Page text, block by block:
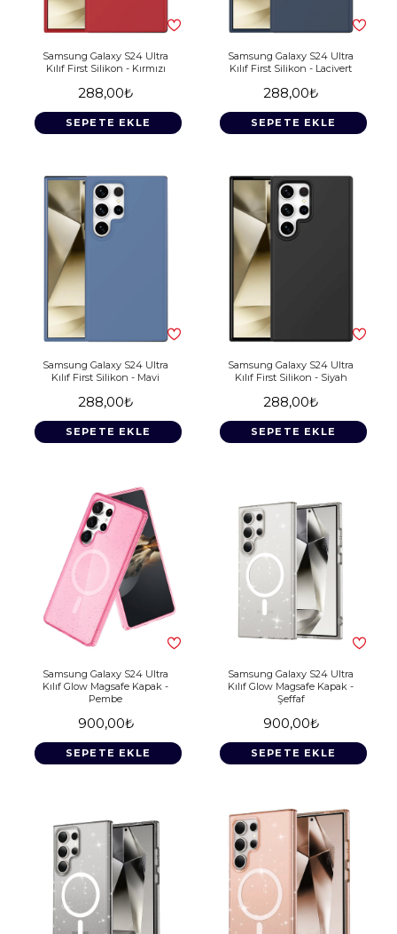
Samsung Galaxy S24 Ultra
Kılıf First Silikon - Kırmızı
288,00₺
SEPETE EKLE
Samsung Galaxy S24 Ultra
Kılıf First Silikon - Lacivert
288,00₺
SEPETE EKLE
Samsung Galaxy S24 Ultra
Kılıf First Silikon - Mavi
288,00₺
SEPETE EKLE
Samsung Galaxy S24 Ultra
Kılıf First Silikon - Siyah
288,00₺
SEPETE EKLE
Samsung Galaxy S24 Ultra
Kılıf Glow Magsafe Kapak -
Pembe
900,00₺
SEPETE EKLE
Samsung Galaxy S24 Ultra
Kılıf Glow Magsafe Kapak -
Şeffaf
900,00₺
SEPETE EKLE